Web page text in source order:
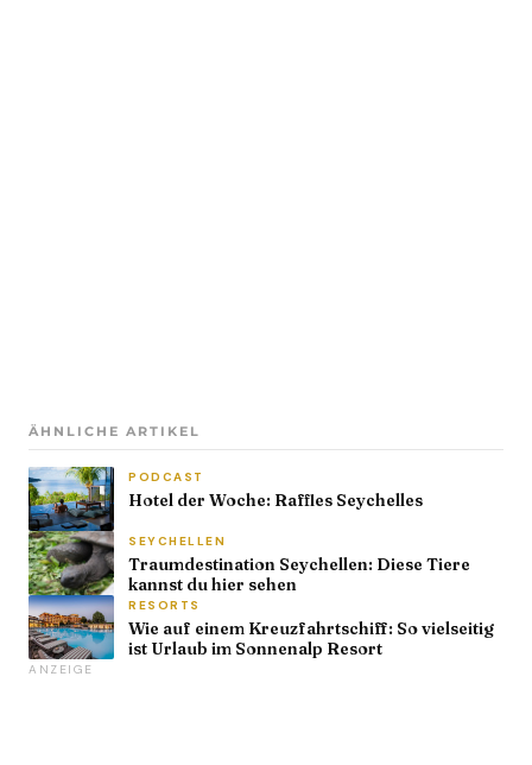
ÄHNLICHE ARTIKEL
PODCAST
Hotel der Woche: Raffles Seychelles
SEYCHELLEN
Traumdestination Seychellen: Diese Tiere
kannst du hier sehen
RESORTS
Wie auf einem Kreuzfahrtschiff: So vielseitig
ist Urlaub im Sonnenalp Resort
ANZEIGE